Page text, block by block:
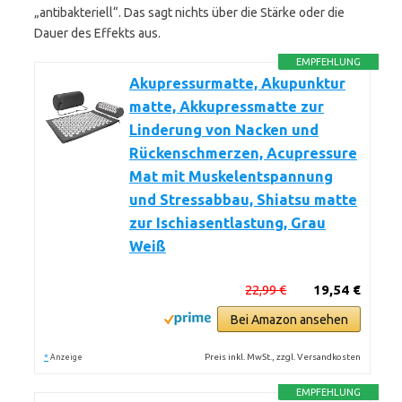
„antibakteriell“. Das sagt nichts über die Stärke oder die
Dauer des Effekts aus.
EMPFEHLUNG
Akupressurmatte, Akupunktur
matte, Akkupressmatte zur
Linderung von Nacken und
Rückenschmerzen, Acupressure
Mat mit Muskelentspannung
und Stressabbau, Shiatsu matte
zur Ischiasentlastung, Grau
Weiß
19,54 €
22,99 €
Bei Amazon ansehen
* Anzeige Preis inkl. MwSt., zzgl. Versandkosten
EMPFEHLUNG